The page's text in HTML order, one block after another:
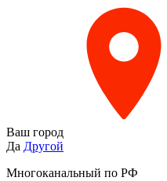
Ваш город
Да Другой
Многоканальный по РФ